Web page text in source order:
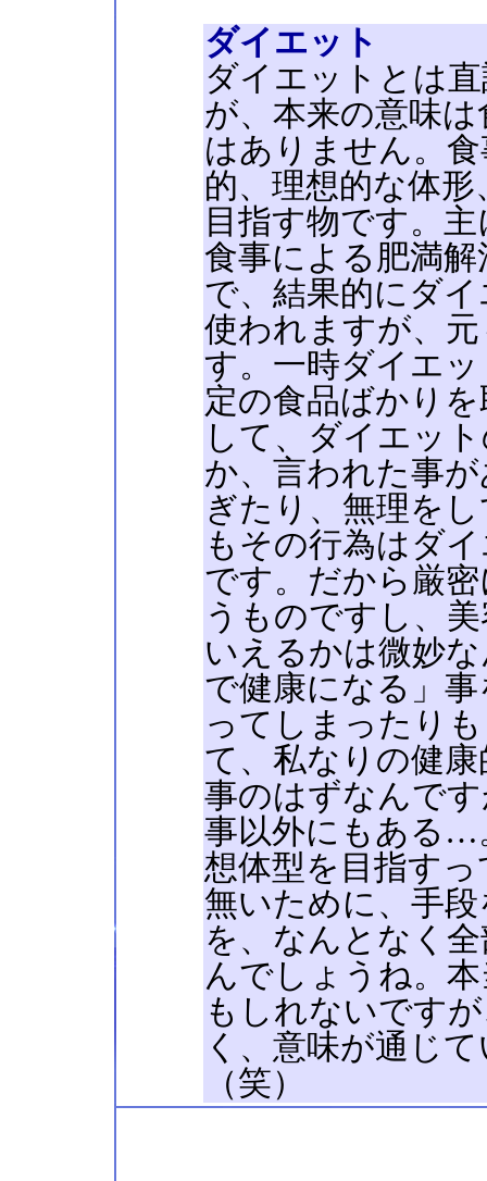
ダイエット
ダイエットとは
が、本来の意味
はありません。
的、理想的な体
目指す物です。
食事による肥満
で、結果的にダ
使われますが、
す。一時ダイエ
定の食品ばかり
して、ダイエッ
か、言われた事
ぎたり、無理を
もその行為はダ
です。だから厳
うものですし、
いえるかは微妙
で健康になる」
ってしまったり
て、私なりの健
事のはずなんで
事以外にもある…
想体型を目指す
無いために、手
を、なんとなく
んでしょうね。
もしれないです
く、意味が通じ
（笑）